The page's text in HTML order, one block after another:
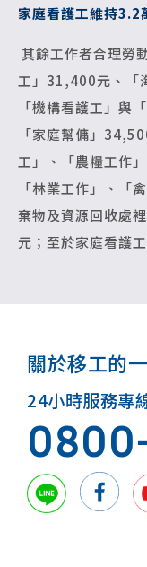
家庭看護工維持3.2
其餘工作者合理勞
工」31,400元、「
「機構看護工」與
「家庭幫傭」
工」、「農糧工作
「林業工作」、「
棄物及資源回收處
元；至於家庭看護
關於移工的
24小時服務專